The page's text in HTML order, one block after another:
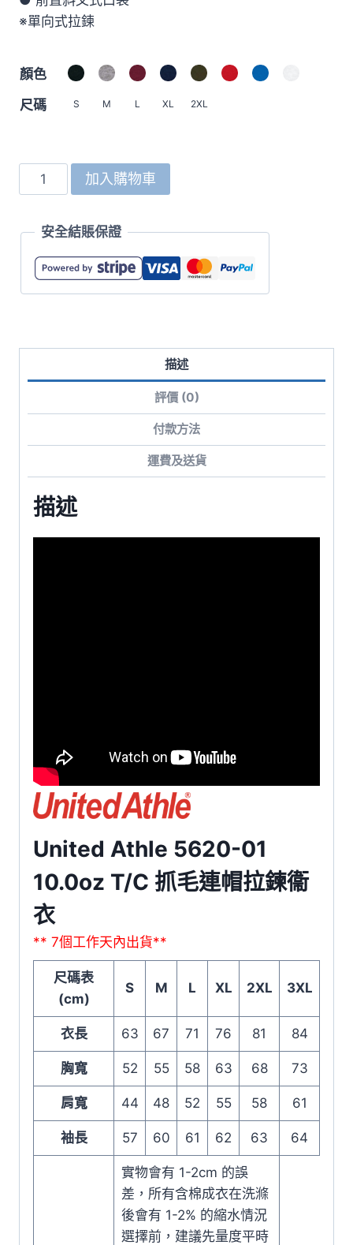
※單向式拉鍊
顏色
尺碼
S M L XL 2XL
5620
10.0oz
抓
衣
加入購物車
安全結賬保證
描述
評價 (0)
付款方法
運費及送貨
描述
United Athle 5620-01
10.0oz T/C 抓毛連帽拉鍊衞
衣
** 7個工作天內出貨**
尺碼表
(cm)
S M L XL 2XL 3XL
衣長 63 67 71 76 81 84
胸寬 52 55 58 63 68 73
肩寬 44 48 52 55 58 61
袖長 57 60 61 62 63 64
實物會有 1-2cm 的誤
差，所有含棉成衣在洗滌
後會有 1-2% 的縮水情況
選擇前，建議先量度平時